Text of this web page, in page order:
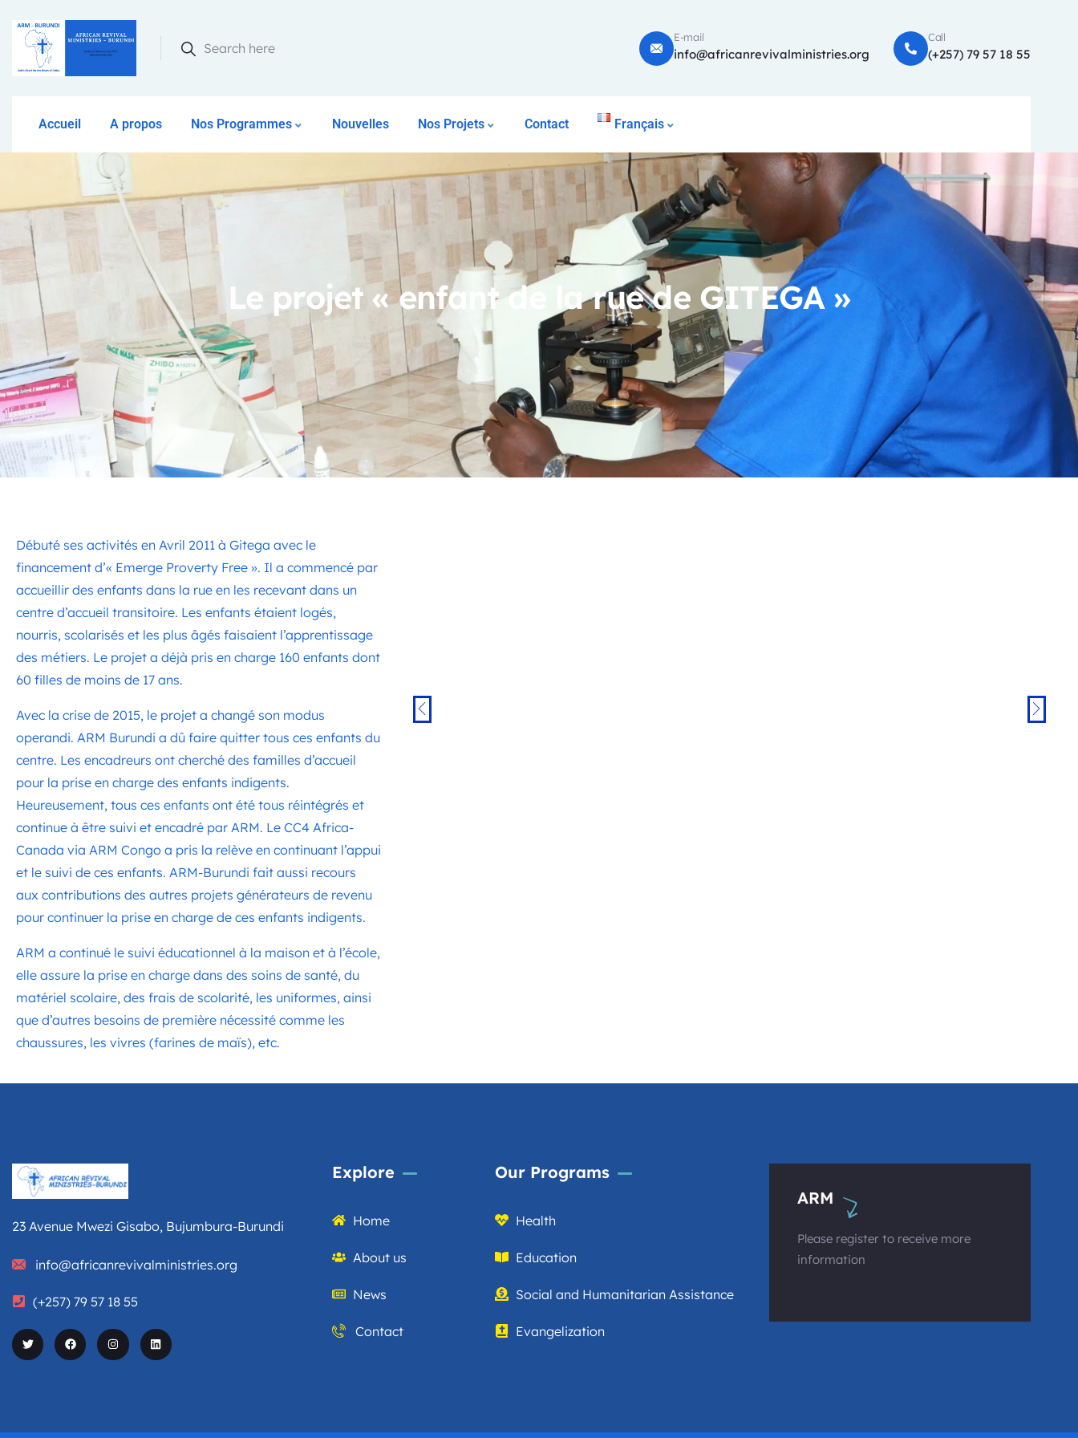
Search here
E-mail
info@africanrevivalministries.org
Call
(+257) 79 57 18 55
Accueil A propos Nos Programmes Nouvelles Nos Projets Contact Français
Le projet « enfant de la rue de GITEGA »
Débuté ses activités en Avril 2011 à Gitega avec le
financement d’« Emerge Proverty Free ». Il a commencé par
accueillir des enfants dans la rue en les recevant dans un
centre d’accueil transitoire. Les enfants étaient logés,
nourris, scolarisés et les plus âgés faisaient l’apprentissage
des métiers. Le projet a déjà pris en charge 160 enfants dont
60 filles de moins de 17 ans.
Avec la crise de 2015, le projet a changé son modus
operandi. ARM Burundi a dû faire quitter tous ces enfants du
centre. Les encadreurs ont cherché des familles d’accueil
pour la prise en charge des enfants indigents.
Heureusement, tous ces enfants ont été tous réintégrés et
continue à être suivi et encadré par ARM. Le CC4 Africa-
Canada via ARM Congo a pris la relève en continuant l’appui
et le suivi de ces enfants. ARM-Burundi fait aussi recours
aux contributions des autres projets générateurs de revenu
pour continuer la prise en charge de ces enfants indigents.
ARM a continué le suivi éducationnel à la maison et à l’école,
elle assure la prise en charge dans des soins de santé, du
matériel scolaire, des frais de scolarité, les uniformes, ainsi
que d’autres besoins de première nécessité comme les
chaussures, les vivres (farines de maïs), etc.
23 Avenue Mwezi Gisabo, Bujumbura-Burundi
info@africanrevivalministries.org
(+257) 79 57 18 55
Explore
Home
About us
News
Contact
Our Programs
Health
Education
Social and Humanitarian Assistance
Evangelization
ARM
Please register to receive more
information